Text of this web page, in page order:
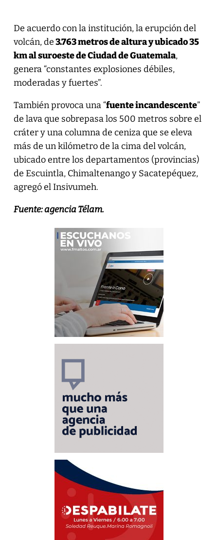
De acuerdo con la institución, la erupción del
volcán, de3.763 metros de altura y ubicado 35
km al suroeste de Ciudad de Guatemala,
genera “constantes explosiones débiles,
moderadas y fuertes”.
También provoca una “fuente incandescente”
de lava que sobrepasa los 500 metros sobre el
cráter y una columna de ceniza que se eleva
más de un kilómetro de la cima del volcán,
ubicado entre los departamentos (provincias)
de Escuintla, Chimaltenango y Sacatepéquez,
agregó el Insivumeh.
Fuente: agencia Télam.